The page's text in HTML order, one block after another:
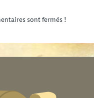
sont fermés !